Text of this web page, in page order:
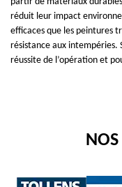
réduit leur impact
efficaces que les peintures
résistance aux intempéries.
réussite de l’opération et